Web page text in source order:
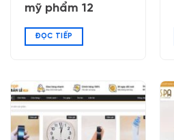
mỹ phẩm 12
ĐỌC TIẾP